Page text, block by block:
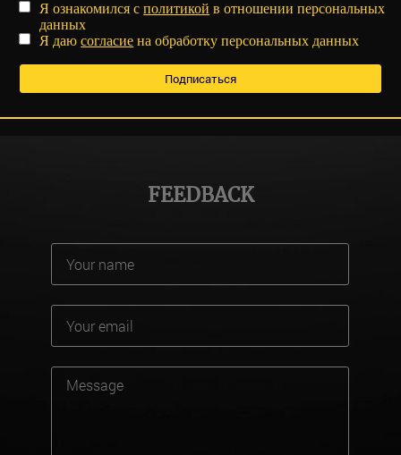
Я ознакомился сполитикой в отношении персональных
данных
Я даюсогласие на обработку персональных данных
FEEDBACK